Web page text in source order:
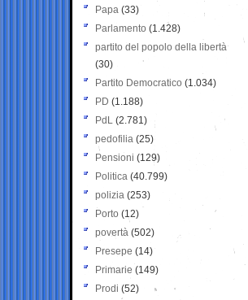
Papa (33)
Parlamento (1.428)
partito del popolo della libertà
(30)
Partito Democratico (1.034)
PD (1.188)
PdL (2.781)
pedofilia (25)
Pensioni (129)
Politica (40.799)
polizia (253)
Porto (12)
povertà (502)
Presepe (14)
Primarie (149)
Prodi (52)